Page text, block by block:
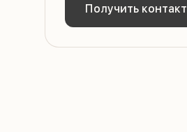
Получить контакт